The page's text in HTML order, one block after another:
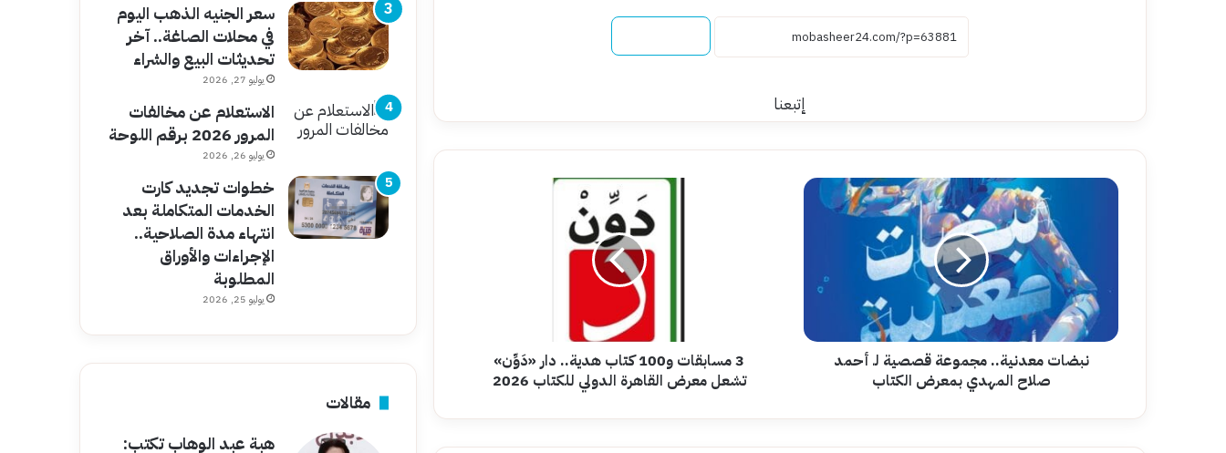
إتبعنا
نبضات
قصصية
أحمد
صلاح
المهدي
بمعرض
الكتابنبضات معدنية.. مجموعة قصصية لـ أحمد
صلاح المهدي بمعرض الكتاب
القاهرة
الدولي
2026
3 مسابقات و100 كتاب هدية.. دار «دَوِّن»
تشعل معرض القاهرة الدولي للكتاب 2026
سعر الجنيه الذهب اليوم
في محلات الصاغة.. آخر
تحديثات البيع والشراء
يوليو 27, 2026
الاستعلام عن مخالفات
المرور 2026 برقم اللوحة
يوليو 26, 2026
خطوات تجديد كارت
الخدمات المتكاملة بعد
انتهاء مدة الصلاحية..
الإجراءات والأوراق
المطلوبة
يوليو 25, 2026
مقالات
هبة عبد الوهاب تكتب: